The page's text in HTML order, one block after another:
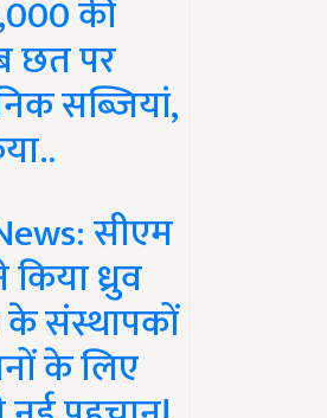
की
छत पर
सब्जियां,
सीएम
ध्रुव
के संस्थापकों
के लिए